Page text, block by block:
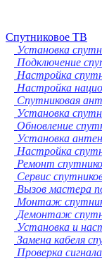
Спутниковое ТВ
Установка
Подключение
Настройка
Настройка
Спутниковая
Установка
Обновление
Установка
Настройка
Ремонт
Сервис
Вызов мастера
Монтаж
Демонтаж
Установка и
Замена кабеля
Проверка